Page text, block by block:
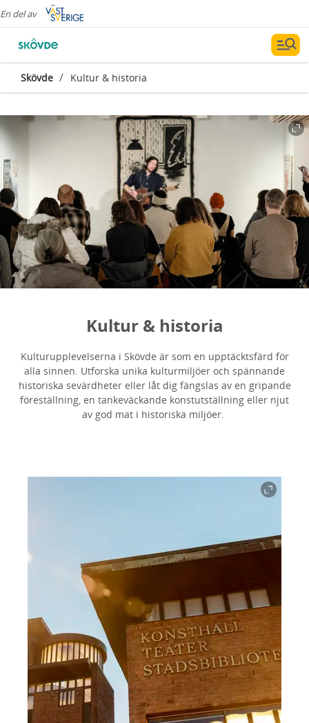
En del av
Skövde / Kultur & historia
Kultur & historia
Kulturupplevelserna i Skövde är som en upptäcktsfärd för
alla sinnen. Utforska unika kulturmiljöer och spännande
historiska sevärdheter eller låt dig fängslas av en gripande
föreställning, en tankeväckande konstutställning eller njut
av god mat i historiska miljöer.